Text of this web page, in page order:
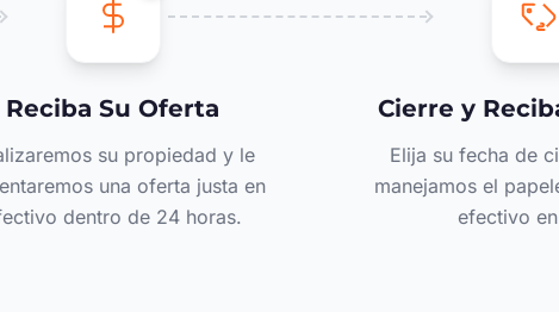
Reciba Su Oferta
su propiedad y le
una oferta justa en
dentro de 24 horas.
Cierre y
Elija su fecha de
manejamos el
efectivo